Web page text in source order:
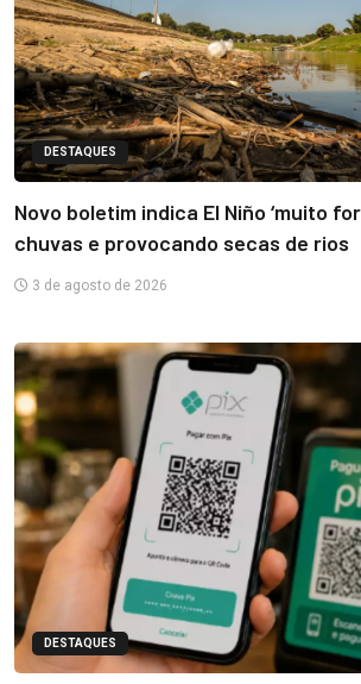
DESTAQUES
Novo boletim indica El Niño ‘muito
chuvas e provocando secas de rios
3 de agosto de 2026
DESTAQUES